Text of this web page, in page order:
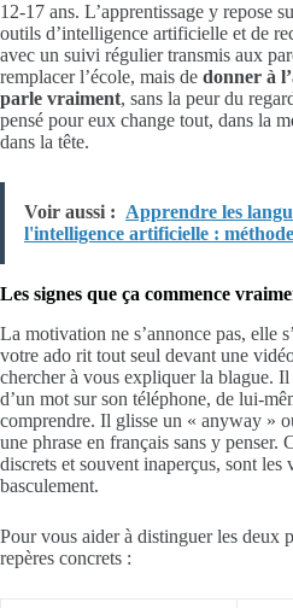
12-17 ans. L’apprentissage y repose
outils d’intelligence artificielle et de
avec un suivi régulier transmis aux
remplacer l’école, mais de donner à
parle vraiment, sans la peur du
pensé pour eux change tout, dans la
dans la tête.
Voir aussi : Apprendre les
l'intelligence artificielle :
Les signes que ça commence
La motivation ne s’annonce pas, elle
votre ado rit tout seul devant une
chercher à vous expliquer la blague.
d’un mot sur son téléphone, de lui-
comprendre. Il glisse un « anyway »
une phrase en français sans y penser.
discrets et souvent inaperçus, sont les
basculement.
Pour vous aider à distinguer les deux
repères concrets :